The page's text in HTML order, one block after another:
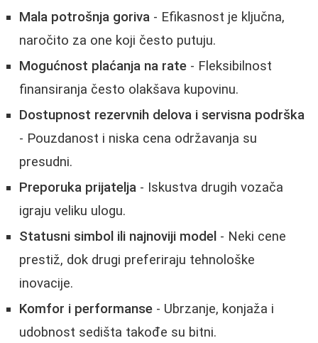
Mala potrošnja goriva - Efikasnost je ključna,
naročito za one koji često putuju.
Mogućnost plaćanja na rate - Fleksibilnost
finansiranja često olakšava kupovinu.
Dostupnost rezervnih delova i servisna podrška
- Pouzdanost i niska cena održavanja su
presudni.
Preporuka prijatelja - Iskustva drugih vozača
igraju veliku ulogu.
Statusni simbol ili najnoviji model - Neki cene
prestiž, dok drugi preferiraju tehnološke
inovacije.
Komfor i performanse - Ubrzanje, konjaža i
udobnost sedišta takođe su bitni.